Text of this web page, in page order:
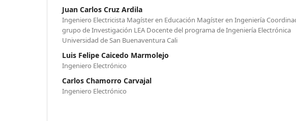
Juan Carlos Cruz Ardila
Ingeniero Electricista Magíster en Educación Magíster en Ingeniería
grupo de Investigación LEA Docente del programa de Ingeniería Electrónica
Universidad de San Buenaventura Cali
Luis Felipe Caicedo Marmolejo
Ingeniero Electrónico
Carlos Chamorro Carvajal
Ingeniero Electrónico